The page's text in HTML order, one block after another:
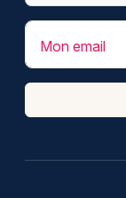
Mon email